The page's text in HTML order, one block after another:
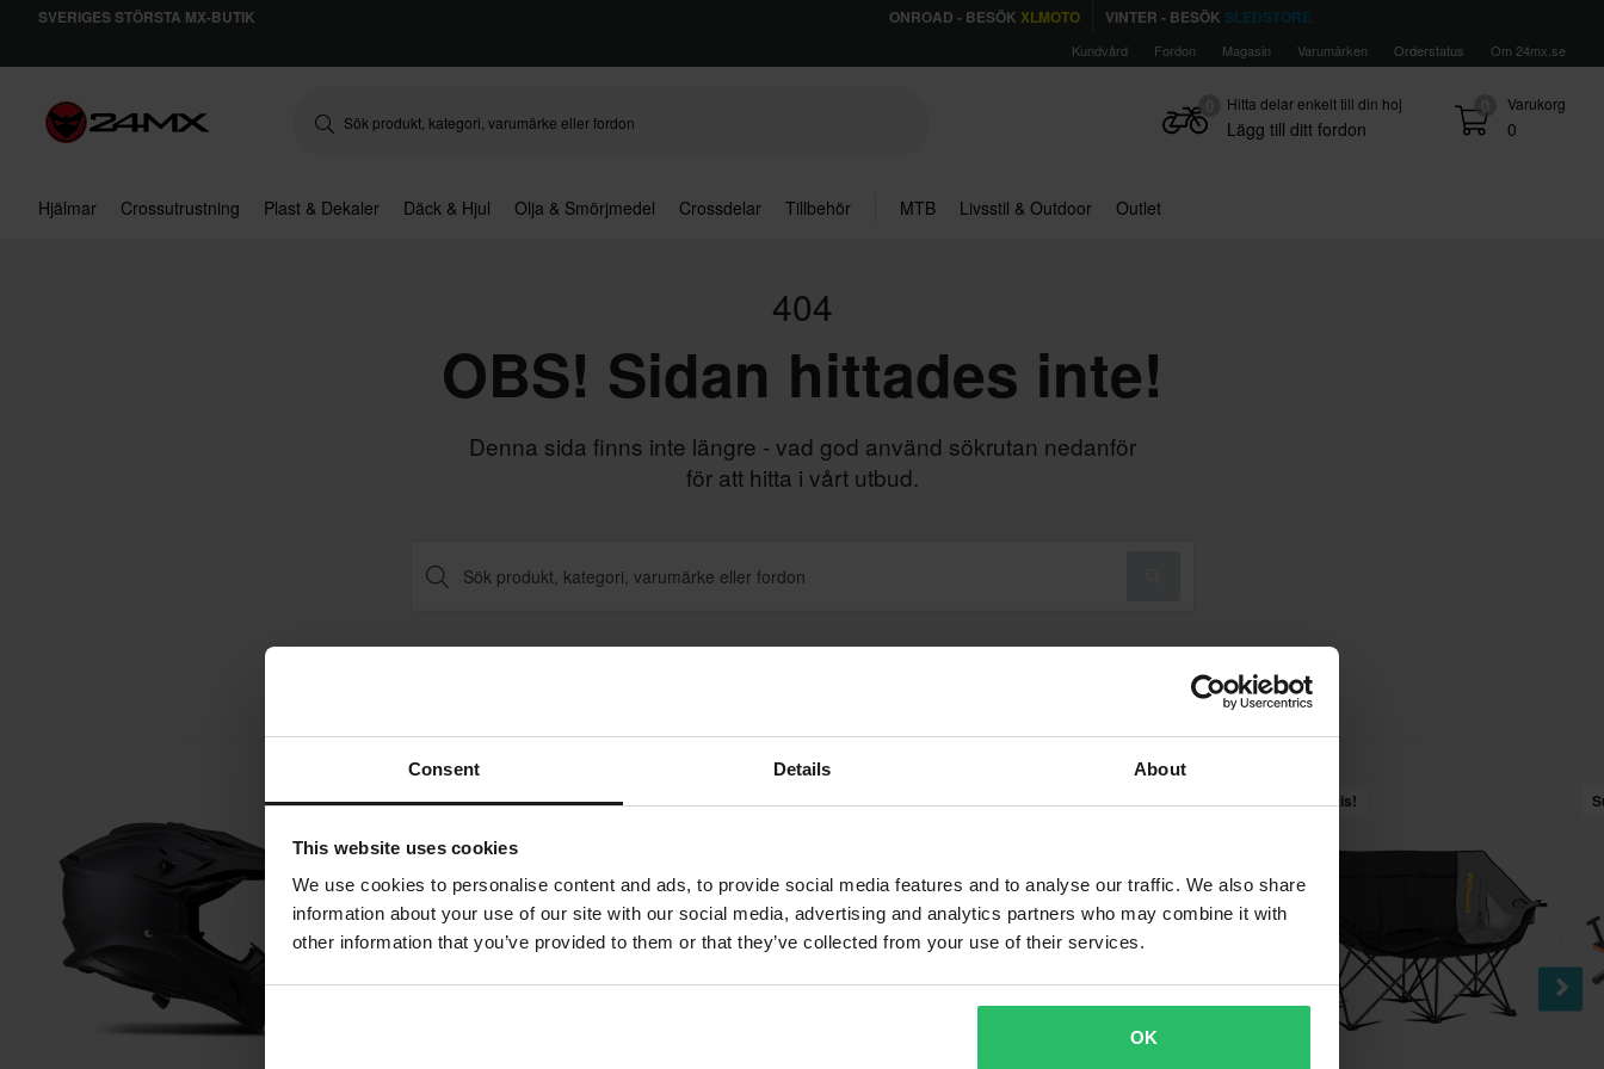
Consent Details About
This website uses cookies
We use cookies to personalise content and ads, to provide social media features and to analyse our traffic. We also share
information about your use of our site with our social media, advertising and analytics partners who may combine it with
other information that you’ve provided to them or that they’ve collected from your use of their services.
OK
SVERIGES STÖRSTA MX-BUTIK ONROAD - BESÖK XLMOTO VINTER - BESÖK SLEDSTORE
Kundvård Fordon Magasin Varumärken Orderstatus Om 24mx.se
0 Varukorg
0
Hitta delar enkelt till din hoj
Lägg till ditt fordon
Hjälmar Crossutrustning Plast & Dekaler Däck & Hjul Olja & Smörjmedel Crossdelar Tillbehör MTB Livsstil & Outdoor Outlet
404
OBS! Sidan hittades inte!
Denna sida finns inte längre - vad god använd sökrutan nedanför
för att hitta i vårt utbud.
De mest sålda produkterna just nu!
Superpris! Superpris! Superpris! Superpris!